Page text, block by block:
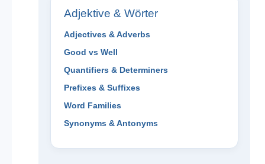
Adjektive & Wörter
Adjectives & Adverbs
Good vs Well
Quantifiers & Determiners
Prefixes & Suffixes
Word Families
Synonyms & Antonyms